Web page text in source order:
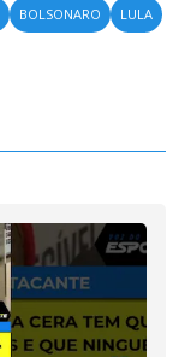
BOLSONARO
LULA